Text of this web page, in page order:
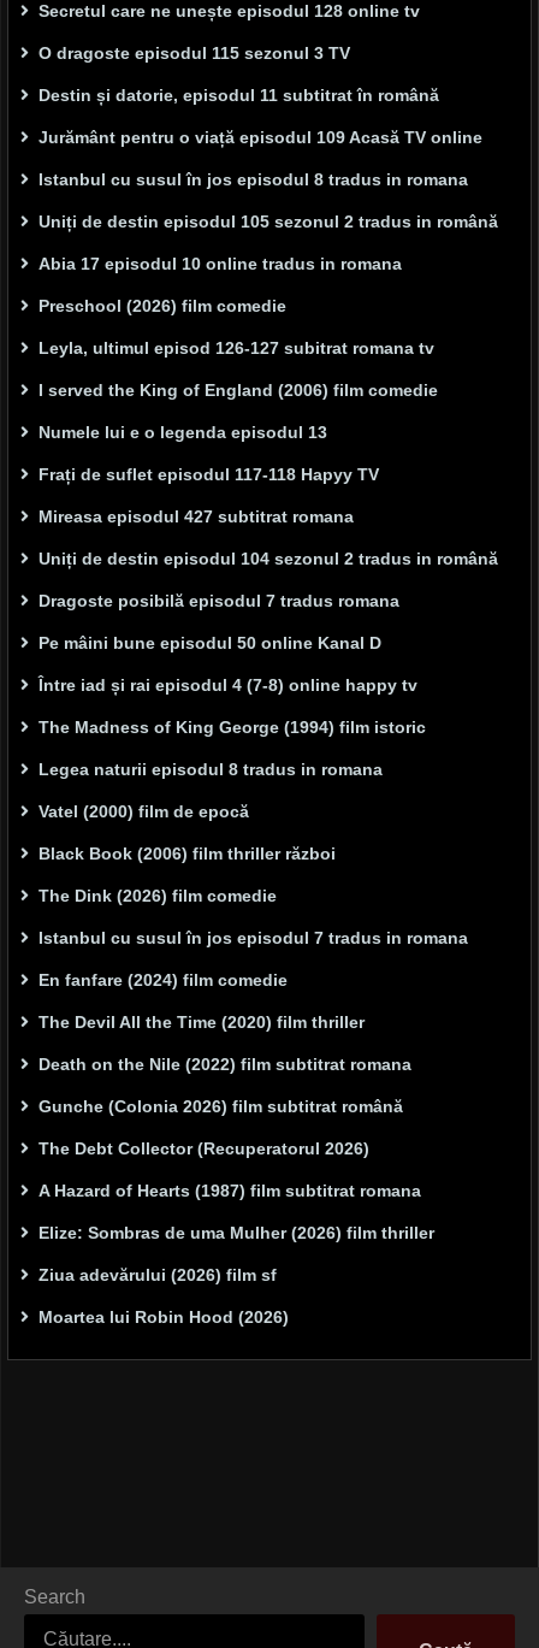
Secretul care ne unește episodul 128 online tv
O dragoste episodul 115 sezonul 3 TV
Destin și datorie, episodul 11 subtitrat în română
Jurământ pentru o viață episodul 109 Acasă TV online
Istanbul cu susul în jos episodul 8 tradus in romana
Uniți de destin episodul 105 sezonul 2 tradus in română
Abia 17 episodul 10 online tradus in romana
Preschool (2026) film comedie
Leyla, ultimul episod 126-127 subitrat romana tv
I served the King of England (2006) film comedie
Numele lui e o legenda episodul 13
Frați de suflet episodul 117-118 Hapyy TV
Mireasa episodul 427 subtitrat romana
Uniți de destin episodul 104 sezonul 2 tradus in română
Dragoste posibilă episodul 7 tradus romana
Pe mâini bune episodul 50 online Kanal D
Între iad și rai episodul 4 (7-8) online happy tv
The Madness of King George (1994) film istoric
Legea naturii episodul 8 tradus in romana
Vatel (2000) film de epocă
Black Book (2006) film thriller război
The Dink (2026) film comedie
Istanbul cu susul în jos episodul 7 tradus in romana
En fanfare (2024) film comedie
The Devil All the Time (2020) film thriller
Death on the Nile (2022) film subtitrat romana
Gunche (Colonia 2026) film subtitrat română
The Debt Collector (Recuperatorul 2026)
A Hazard of Hearts (1987) film subtitrat romana
Elize: Sombras de uma Mulher (2026) film thriller
Ziua adevărului (2026) film sf
Moartea lui Robin Hood (2026)
Search